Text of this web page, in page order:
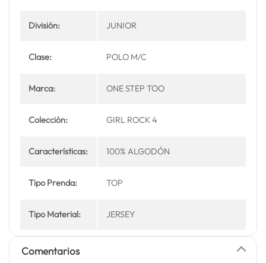
División: JUNIOR
Clase: POLO M/C
Marca: ONE STEP TOO
Colección: GIRL ROCK 4
Características: 100% ALGODÓN
Tipo Prenda: TOP
Tipo Material: JERSEY
Comentarios